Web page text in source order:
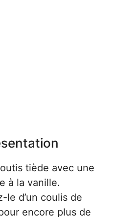
tiède avec une
à la vanille.
le d’un coulis de
encore plus de